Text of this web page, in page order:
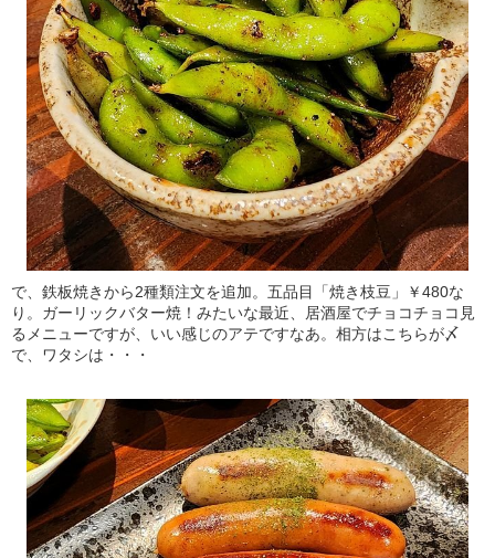
で、鉄板焼きから2種類注文を追加。五品目「焼き枝豆」￥480な
り。ガーリックバター焼！みたいな最近、居酒屋でチョコチョコ見
るメニューですが、いい感じのアテですなあ。相方はこちらが〆
で、ワタシは・・・